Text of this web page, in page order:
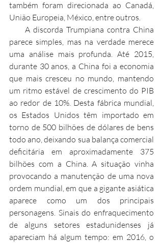
também foram direcionada ao Canadá,
União Europeia, México, entre outros.
parece simples, mas na verdade merece
uma análise mais profunda. Até 2015,
durante 30 anos, a China foi a economia
que mais cresceu no mundo, mantendo
um ritmo estável de crescimento do PIB
ao redor de 10%. Desta fábrica mundial,
os Estados Unidos têm importado em
torno de 500 bilhões de dólares de bens
todo ano, deixando sua balança comercial
deficitária em aproximadamente 375
bilhões com a China. A situação vinha
provocando a manutenção de uma nova
ordem mundial, em que a gigante asiática
aparece como um dos principais
personagens. Sinais do enfraquecimento
de alguns setores estadunidenses já
apareciam há algum tempo: em 2016, o